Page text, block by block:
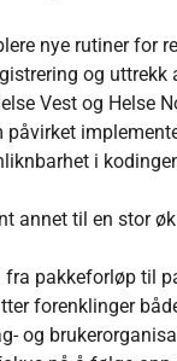
nye rutiner for
og
Vest og Helse
i
annet til en stor
pakkeforløp til
forenklinger
og